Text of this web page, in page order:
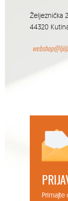
Željeznička 2
44320
Primajte